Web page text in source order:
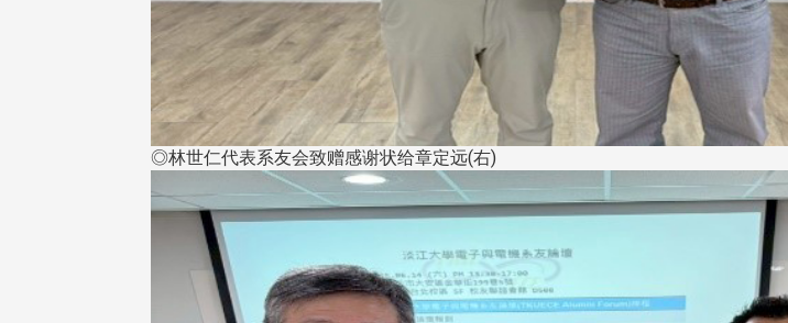
◎林世仁代表系友会致赠感谢状给章定远(右)
校友会活动 (系
系友会第3届第4次理监事
3 版 校友会活动 (系
所、其他)
风保系友会兰阳探梅漫游 齐聚
共谱初夏欢乐乐章
3 版 校友会活动 (系
所、其他)
【校友来访】香港校友会前会
长叶雅琴、杜天宝学长